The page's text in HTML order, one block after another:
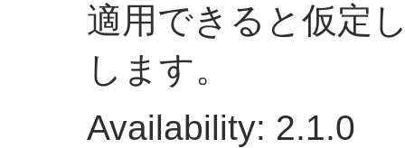
適用できると仮定
します。
Availability: 2.1.0